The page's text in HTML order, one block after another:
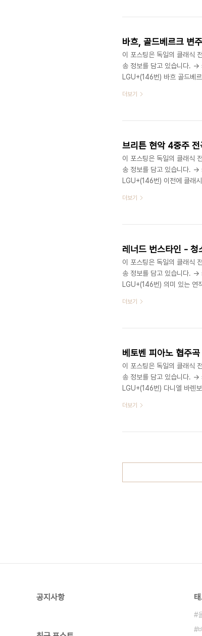
엉망이 된 공연을 꽤 많이 접
바흐, 골드베르크 변
이 포스팅은 독일의 클래식
송 정보를 담고 있습니다.
LGU+(146번) 바흐 골드베
다. 바흐, 골드베르크 변주
임하는 주 샤오 메이의 프로
더보기
브리튼 현악 4중주
이 포스팅은 독일의 클래식
송 정보를 담고 있습니다.
LGU+(146번) 이전에 클래
이 없었는데,, (찾질 않아서
린), 크시슈토프 호셸스키 (
더보기
레너드 번스타인 -
이 포스팅은 독일의 클래식
송 정보를 담고 있습니다.
LGU+(146번) 의미 있는 연
들 수도 있습니다만, 고전음
일 새벽 3시에 방송이 되는
더보기
이 포스팅은 독일의 클래식
송 정보를 담고 있습니다.
LGU+(146번) 다니엘 바렌
립니다. 아래는 Classica홈
한 공연이다. 다니엘 바렌보
더보기
공지사항